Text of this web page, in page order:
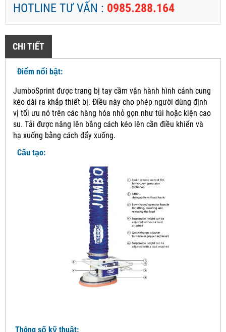
HOTLINE TƯ VẤN : 0985.288.164
CHI TIẾT
Điểm nổi bật:
JumboSprint được trang bị tay cầm vận hành hình cánh cung
kéo dài ra khắp thiết bị. Điều này cho phép người dùng định
vị tối ưu nó trên các hàng hóa nhỏ gọn như túi hoặc kiện cao
su. Tải được nâng lên bằng cách kéo lên cần điều khiển và
hạ xuống bằng cách đẩy xuống.
Cấu tạo:
Thông số kỹ thuật: